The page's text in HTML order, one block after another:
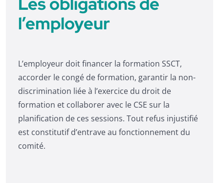
l’employeur
L’employeur doit financer la formation SSCT,
accorder le congé de formation, garantir la non-
discrimination liée à l’exercice du droit de
formation et collaborer avec le CSE sur la
planification de ces sessions. Tout refus injustifié
est constitutif d’entrave au fonctionnement du
comité.